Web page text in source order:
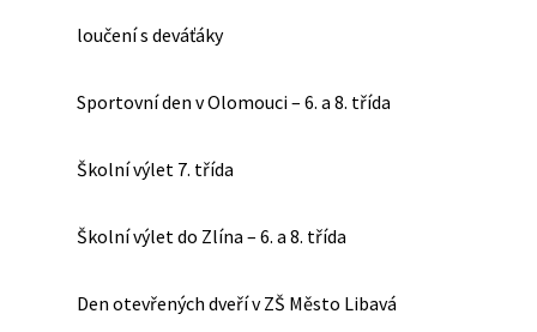
loučení s deváťáky
Sportovní den v Olomouci – 6. a 8. třída
Školní výlet 7. třída
Školní výlet do Zlína – 6. a 8. třída
Den otevřených dveří v ZŠ Město Libavá